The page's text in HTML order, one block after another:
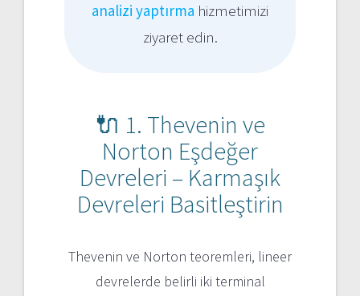
analizi yaptırma hizmetimizi
ziyaret edin.
🔌 1. Thevenin ve
Norton Eşdeğer
Devreleri – Karmaşık
Devreleri Basitleştirin
Thevenin ve Norton teoremleri, lineer
devrelerde belirli iki terminal